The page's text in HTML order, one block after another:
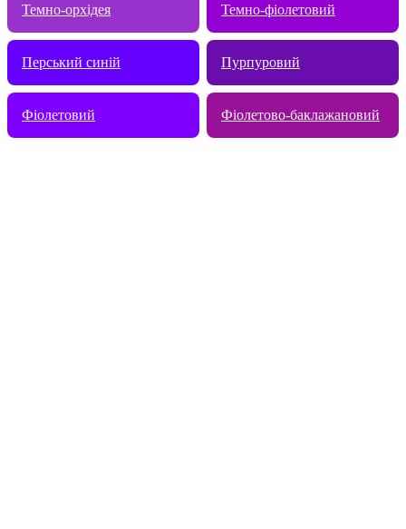
Темно-oрхідея Темно-фіолетовий
Перський синій Пурпуровий
Фіолетовий Фіолетово-баклажановий